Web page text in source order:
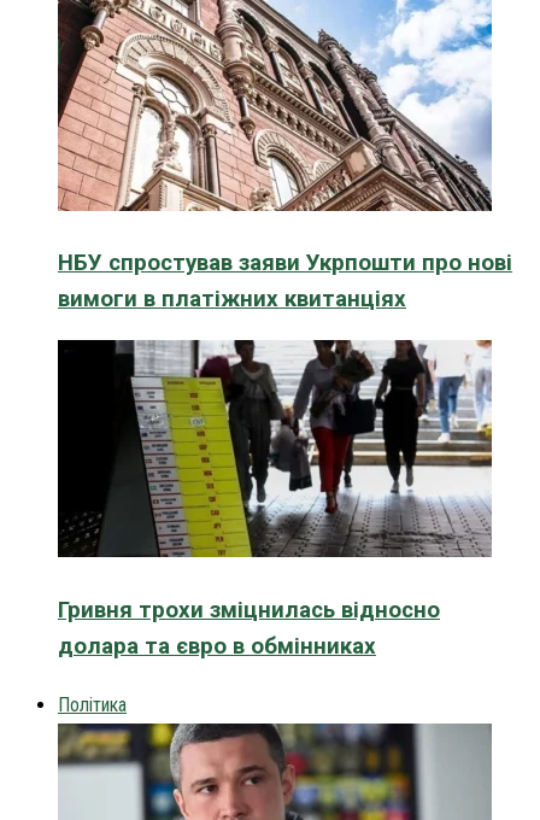
НБУ спростував заяви Укрпошти про нові
вимоги в платіжних квитанціях
Гривня трохи зміцнилась відносно
долара та євро в обмінниках
Політика